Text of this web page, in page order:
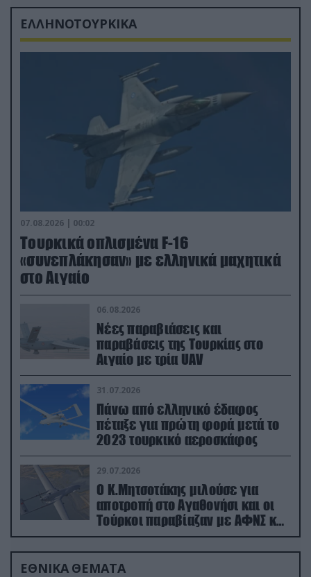
ΕΛΛΗΝΟΤΟΥΡΚΙΚΑ
07.08.2026 | 00:02
Τουρκικά οπλισμένα F-16
«συνεπλάκησαν» με ελληνικά μαχητικά
στο Αιγαίο
06.08.2026
Νέες παραβιάσεις και
παραβάσεις της Τουρκίας στο
Αιγαίο με τρία UAV
31.07.2026
Πάνω από ελληνικό έδαφος
πέταξε για πρώτη φορά μετά το
2023 τουρκικό αεροσκάφος
29.07.2026
Ο Κ.Μητσοτάκης μιλούσε για
αποτροπή στο Αγαθονήσι και οι
Τούρκοι παραβίαζαν με ΑΦΝΣ και
drone
ΕΘΝΙΚΑ ΘΕΜΑΤΑ